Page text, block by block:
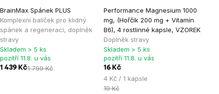
BrainMax Spánek PLUS
Komplexní balíček pro klidný
spánek a regeneraci, doplněk
stravy
hodnocení
produktu
je
5,0
z
Skladem > 5 ks
pozítří 11.8. u vás
1 439 Kč1 799 Kč
Performance Magnesium 1000
mg, (Hořčík 200 mg + Vitamín
B6), 4 rostlinné kapsle, VZOREK
Doplněk stravy
hodnocení
produktu
je
5,0
z
hvězdiček.
Skladem > 5 ks
pozítří 11.8. u vás
16 Kč
Měrná
cena:
4 Kč / 1 kapsle
19 Kč